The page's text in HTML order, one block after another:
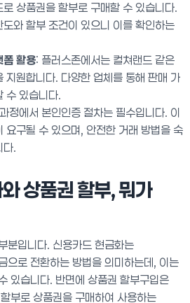
로 상품권을 할부로 구매할 수 있습니다.
와 할부 조건이 있으니 이를 확인하는
폼 활용: 플러스존에서는 컬쳐랜드 같은
지원합니다. 다양한 업체를 통해 판매 가
수 있습니다.
정에서 본인인증 절차는 필수입니다. 이
요구될 수 있으며, 안전한 거래 방법을 숙
다.
상품권 할부, 뭐가
분입니다. 신용카드 현금화는
으로 전환하는 방법을 의미하는데, 이는
있습니다. 반면에 상품권 할부구입은
부로 상품권을 구매하여 사용하는